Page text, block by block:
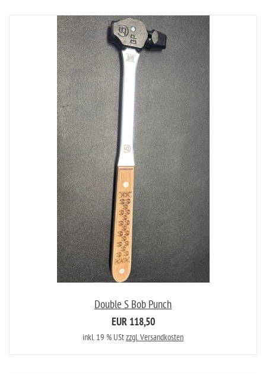
Double S Bob Punch
EUR 118,50
inkl. 19 % UStzzgl. Versandkosten